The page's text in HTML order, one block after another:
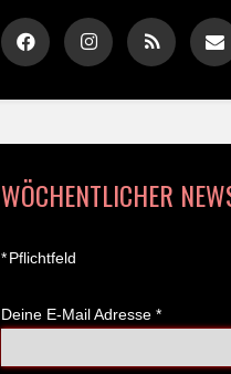
WÖCHENTLICHER
*Pflichtfeld
Deine E-Mail Adresse *